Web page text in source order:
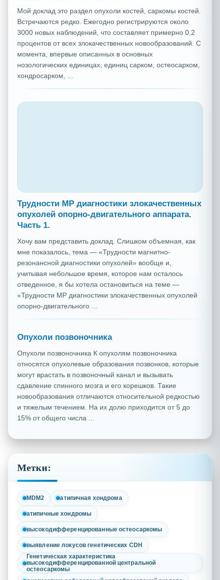
Мой доклад это раздел опухоли костей, саркомы костей.
Встречаются редко. Ежегодно регистрируются около
3000 новых наблюдений, что составляет примерно 0,2
процентов от всех злокачественных новообразований. С
момента, впервые описанных в основных
нозологических единицах, единиц сарком, остеосарком,
хондросарком, ...
Трудности МР диагностики злокачественных
опухолей опорно-двигательного аппарата.
Часть 1.
Хочу вам представить доклад. Слишком объемная, как
мне показалось, тема — «Трудности магнитно-
резонансной диагностики опухолей» вообще и,
учитывая небольшое время, которое нам осталось
отведенное, я бы хотела остановиться на теме —
«Трудности МР диагностики злокачественных опухолей
опорно-двигательного ...
Опухоли позвоночника
Опухоли позвоночника К опухолям позвоночника
относятся опухолевые образования позвонков, которые
могут врастать в позвоночный канал и вызывать
сдавление спинного мозга и его корешков. Такие
новообразования отличаются относительной редкостью
и тяжелым течением. На их долю приходится от 5 до
15% от общего числа ...
Метки:
MDМ2 атипичная хондрома
атипичные хондромы
высокодифференцированные остеосаркомы
выявление локусов генетических CDH
Генетическая характеристика
высокодифференцированной центральной
остеосаркомы